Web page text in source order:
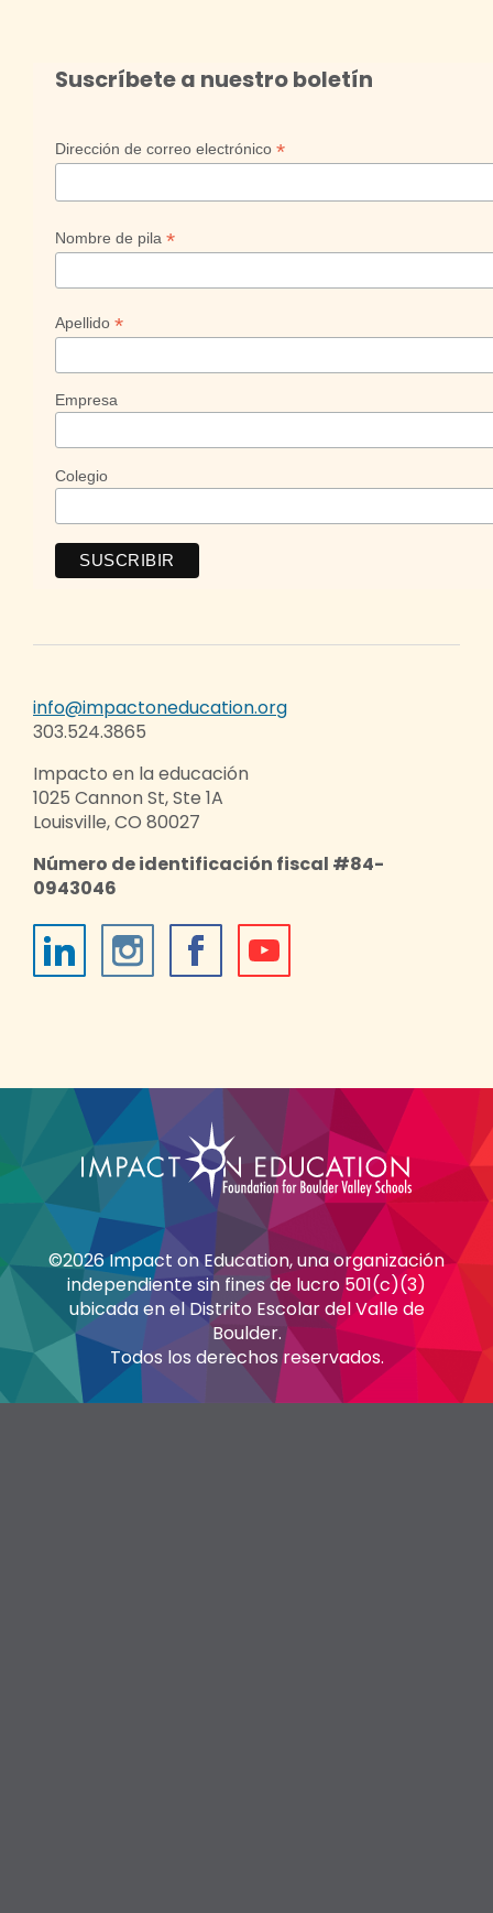
Suscríbete a nuestro boletín
Dirección de correo electrónico *
Nombre de pila *
Apellido *
Empresa
Colegio
info@impactoneducation.org
303.524.3865
Impacto en la educación
1025 Cannon St, Ste 1A
Louisville, CO 80027
Número de identificación fiscal #84-
0943046
©2026 Impact on Education, una organización
independiente sin fines de lucro 501(c)(3)
ubicada en el Distrito Escolar del Valle de
Boulder.
Todos los derechos reservados.